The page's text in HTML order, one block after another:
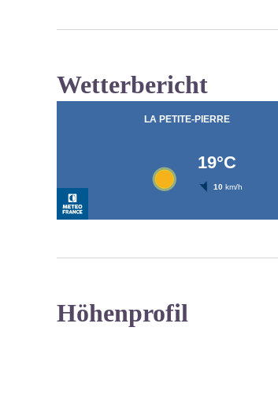
View picture in full screen
Wetterbericht
Höhenprofil